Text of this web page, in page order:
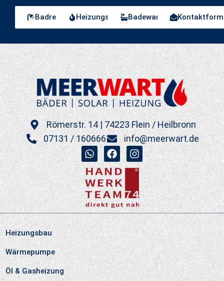
BadrechnerHeizungsrechnerBadewannentür
Römerstr. 14 | 74223 Flein / Heilbronn
07131 / 160666
info@meerwart.de
Heizungsbau
Wärmepumpe
Öl & Gasheizung